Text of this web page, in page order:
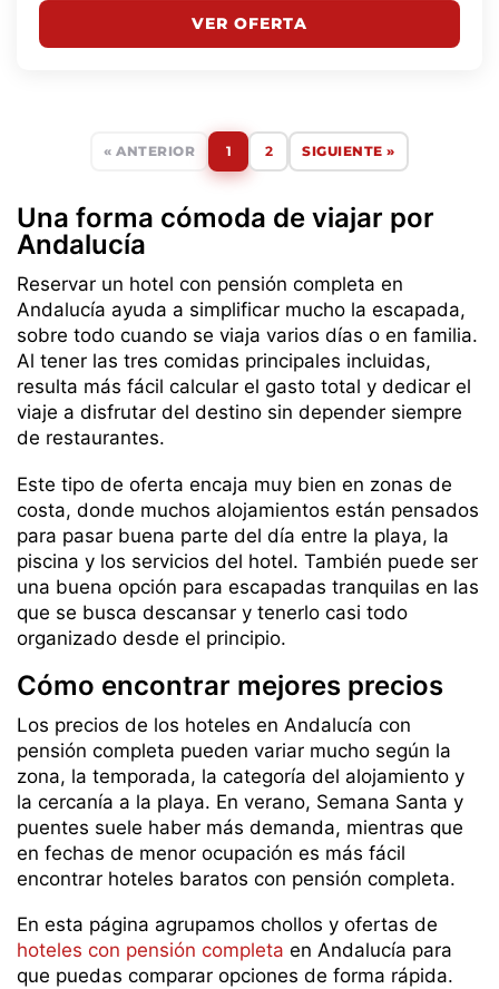
VER OFERTA
« ANTERIOR 1 2 SIGUIENTE »
Una forma cómoda de viajar por
Andalucía
Reservar un hotel con pensión completa en
Andalucía ayuda a simplificar mucho la escapada,
sobre todo cuando se viaja varios días o en familia.
Al tener las tres comidas principales incluidas,
resulta más fácil calcular el gasto total y dedicar el
viaje a disfrutar del destino sin depender siempre
de restaurantes.
Este tipo de oferta encaja muy bien en zonas de
costa, donde muchos alojamientos están pensados
para pasar buena parte del día entre la playa, la
piscina y los servicios del hotel. También puede ser
una buena opción para escapadas tranquilas en las
que se busca descansar y tenerlo casi todo
organizado desde el principio.
Cómo encontrar mejores precios
Los precios de los hoteles en Andalucía con
pensión completa pueden variar mucho según la
zona, la temporada, la categoría del alojamiento y
la cercanía a la playa. En verano, Semana Santa y
puentes suele haber más demanda, mientras que
en fechas de menor ocupación es más fácil
encontrar hoteles baratos con pensión completa.
En esta página agrupamos chollos y ofertas de
hoteles con pensión completa en Andalucía para
que puedas comparar opciones de forma rápida.